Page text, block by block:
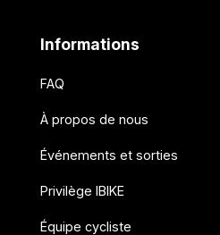
Informations
FAQ
À propos de nous
Événements et sorties
Privilège IBIKE
Équipe cycliste